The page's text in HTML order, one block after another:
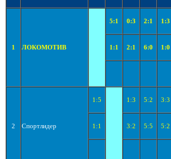
1 ЛОКОМОТИВ
5:1 0:3 2:1 1:3
1:1 2:1 6:0 1:0
2 Спортлидер
1:5 1:3 5:2 3:3
1:1 3:2 5:5 5:2